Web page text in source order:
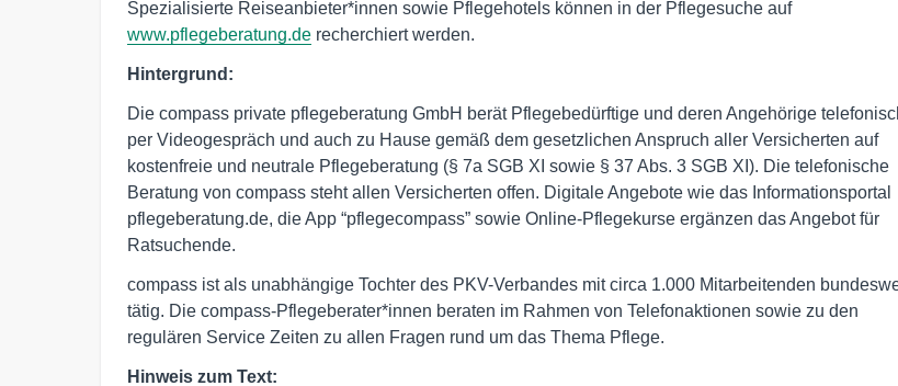
Spezialisierte Reiseanbieter*innen sowie Pflegehotels können in der Pflegesuche auf
www.pflegeberatung.de recherchiert werden.
Hintergrund:
Die compass private pflegeberatung GmbH berät Pflegebedürftige und deren Angehörige
per Videogespräch und auch zu Hause gemäß dem gesetzlichen Anspruch aller Versicherten auf
kostenfreie und neutrale Pflegeberatung (§ 7a SGB XI sowie § 37 Abs. 3 SGB XI). Die telefonische
Beratung von compass steht allen Versicherten offen. Digitale Angebote wie das Informationsportal
pflegeberatung.de, die App “pflegecompass” sowie Online-Pflegekurse ergänzen das Angebot für
Ratsuchende.
compass ist als unabhängige Tochter des PKV-Verbandes mit circa 1.000 Mitarbeitenden
tätig. Die compass-Pflegeberater*innen beraten im Rahmen von Telefonaktionen sowie zu den
regulären Service Zeiten zu allen Fragen rund um das Thema Pflege.
Hinweis zum Text: